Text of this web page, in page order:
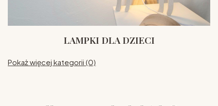
LAMPKI DLA DZIECI
Pokaż więcej kategorii (0)